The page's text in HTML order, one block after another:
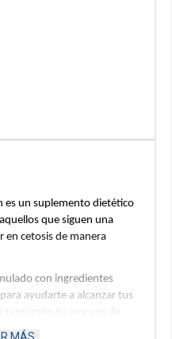
es un suplemento dietético
que siguen una
en cetosis de manera
con ingredientes
ayudarte a alcanzar tus
tu proceso de
general.